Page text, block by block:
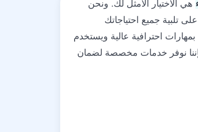
هي الاختيار الأمثل لك. ونحن
تلبية جميع احتياجاتك
احترافية عالية ويستخدم
نوفر خدمات مخصصة لضمان